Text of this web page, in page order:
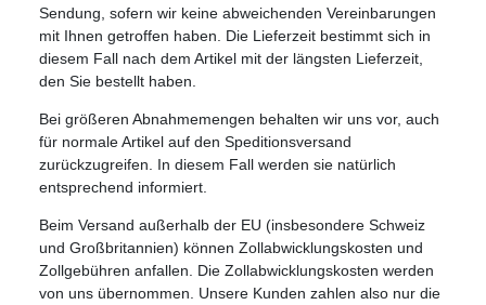
Sendung, sofern wir keine abweichenden Vereinbarungen
mit Ihnen getroffen haben. Die Lieferzeit bestimmt sich in
diesem Fall nach dem Artikel mit der längsten Lieferzeit,
den Sie bestellt haben.
Bei größeren Abnahmemengen behalten wir uns vor, auch
für normale Artikel auf den Speditionsversand
zurückzugreifen. In diesem Fall werden sie natürlich
entsprechend informiert.
Beim Versand außerhalb der EU (insbesondere Schweiz
und Großbritannien) können Zollabwicklungskosten und
Zollgebühren anfallen. Die Zollabwicklungskosten werden
von uns übernommen. Unsere Kunden zahlen also nur die